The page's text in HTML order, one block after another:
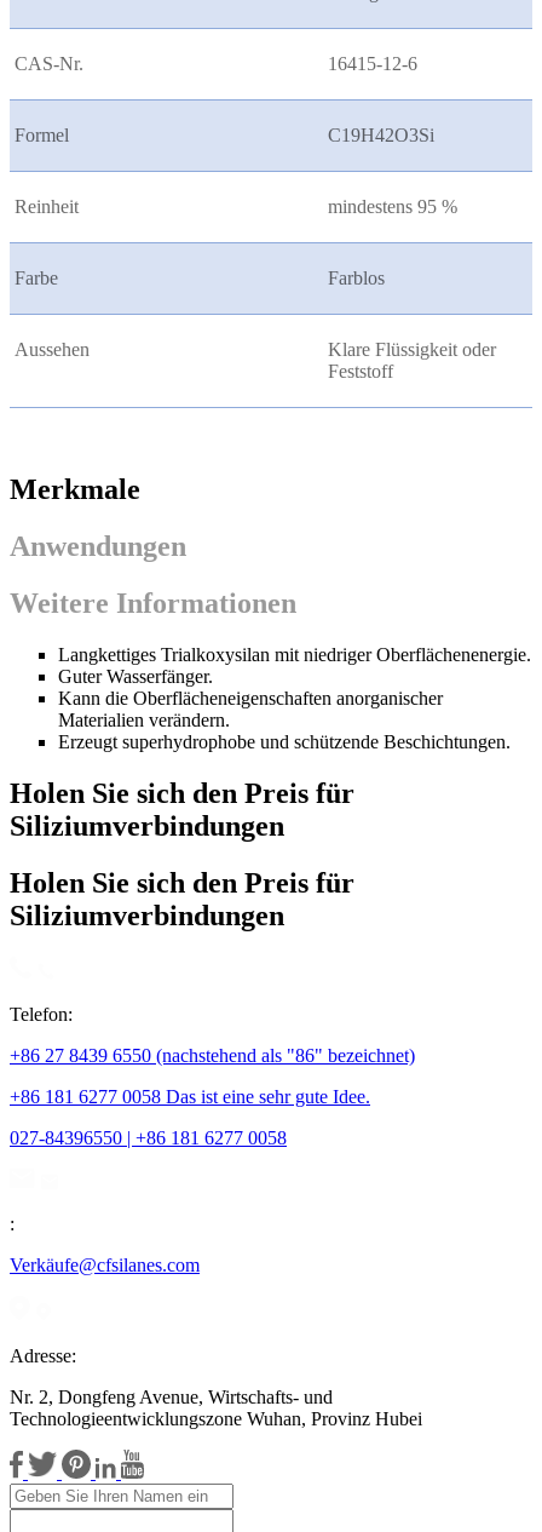
CAS-Nr. 16415-12-6
Formel C19H42O3Si
Reinheit mindestens 95 %
Farbe Farblos
Aussehen
Klare Flüssigkeit oder
Feststoff
Merkmale
Anwendungen
Weitere Informationen
Langkettiges Trialkoxysilan mit niedriger Oberflächenenergie.
Guter Wasserfänger.
Kann die Oberflächeneigenschaften anorganischer
Materialien verändern.
Erzeugt superhydrophobe und schützende Beschichtungen.
Holen Sie sich den Preis für
Siliziumverbindungen
Holen Sie sich den Preis für
Siliziumverbindungen
Telefon:
+86 27 8439 6550 (nachstehend als "86" bezeichnet)
+86 181 6277 0058 Das ist eine sehr gute Idee.
027-84396550 | +86 181 6277 0058
:
Verkäufe@cfsilanes.com
Adresse:
Nr. 2, Dongfeng Avenue, Wirtschafts- und
Technologieentwicklungszone Wuhan, Provinz Hubei